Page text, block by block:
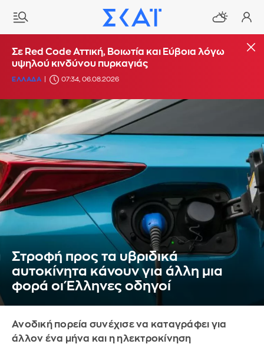
Σε Red Code Αττική, Βοιωτία και Εύβοια λόγω
υψηλού κινδύνου πυρκαγιάς
ΕΛΛΑΔΑ 07:34, 06.08.2026
Στροφή προς τα υβριδικά
αυτοκίνητα κάνουν για άλλη μια
φορά οι Έλληνες οδηγοί
Ανοδική πορεία συνέχισε να καταγράφει για
άλλον ένα μήνα και η ηλεκτροκίνηση